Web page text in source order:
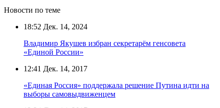
Новости по теме
18:52 Дек. 14, 2024
Владимир Якушев избран секретарём генсовета
«Единой России»
12:41 Дек. 14, 2017
«Единая Россия» поддержала решение Путина идти на
выборы самовыдвиженцем